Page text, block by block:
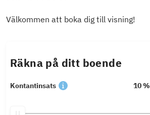
Välkommen att boka dig till visning!
Räkna på ditt boende
Kontantinsats 10 %